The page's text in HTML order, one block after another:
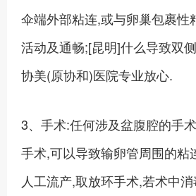
伞端外部粘连,或与卵巢包裹性
活动及通畅;[昆明]什么导致双
协美(原协和)医院专业放心.
3、手术:任何涉及盆腹腔的手
手术,可以导致输卵管周围的粘
人工流产,取放环手术,若术中